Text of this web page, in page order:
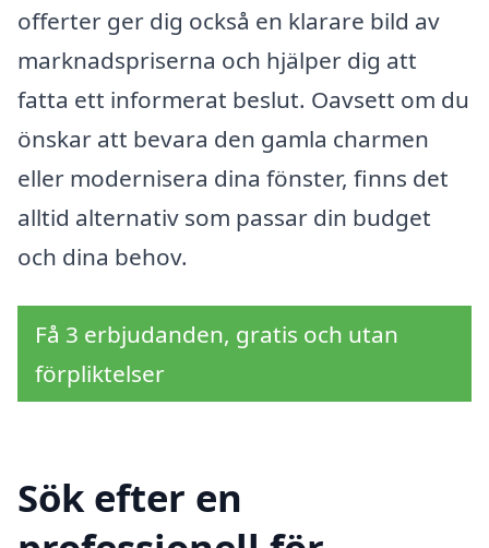
offerter ger dig också en klarare bild av
marknadspriserna och hjälper dig att
fatta ett informerat beslut. Oavsett om du
önskar att bevara den gamla charmen
eller modernisera dina fönster, finns det
alltid alternativ som passar din budget
och dina behov.
Få 3 erbjudanden, gratis och utan
förpliktelser
Sök efter en